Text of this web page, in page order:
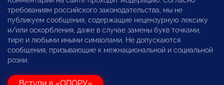
требованиям российского законодательства, мы не
публикуем сообщения, содержащие нецензурную лексику
и/или оскорбления, даже в случае замены букв точками,
тире и любыми иными символами. Не допускаются
сообщения, призывающие к межнациональной и социальной
розни.